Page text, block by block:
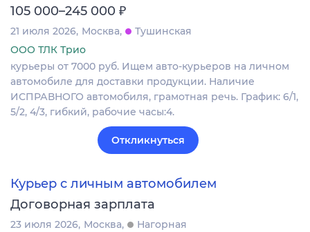
105 000–245 000 ₽
21 июля 2026 Москва
Тушинская
ООО ТЛК Трио
курьеры от 7000 руб. Ищем авто-курьеров на личном
автомобиле для доставки продукции. Наличие
ИСПРАВНОГО автомобиля, грамотная речь. График: 6/1,
5/2, 4/3, гибкий, рабочие часы:4.
Откликнуться
Курьер с личным автомобилем
Договорная зарплата
23 июля 2026 Москва
Нагорная